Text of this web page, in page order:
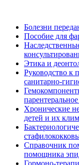
Болезни
Пособие для
Этика и
Руководство к
санитарно-
Хронические
детей и их
Справочник
помощника
Гормоно-